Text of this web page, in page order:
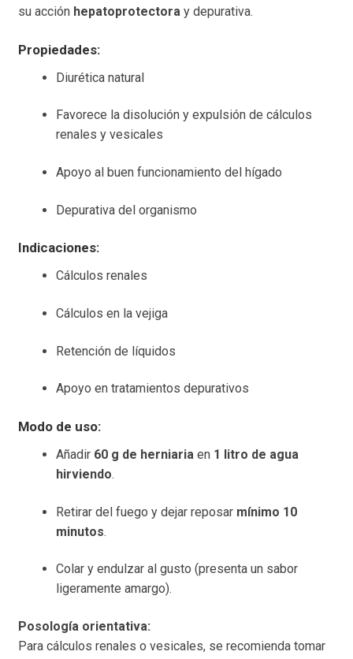
su acción hepatoprotectoray depurativa.
Propiedades:
Diurética natural
Favorece la disolución y expulsión de cálculos
renales y vesicales
Apoyo al buen funcionamiento del hígado
Depurativa del organismo
Indicaciones:
Cálculos renales
Cálculos en la vejiga
Retención de líquidos
Apoyo en tratamientos depurativos
Modo de uso:
Añadir 60 g de herniariaen 1 litro de agua
hirviendo.
Retirar del fuego y dejar reposar mínimo 10
minutos.
Colar y endulzar al gusto (presenta un sabor
ligeramente amargo).
Posología orientativa:
Para cálculos renales o vesicales, se recomienda tomar